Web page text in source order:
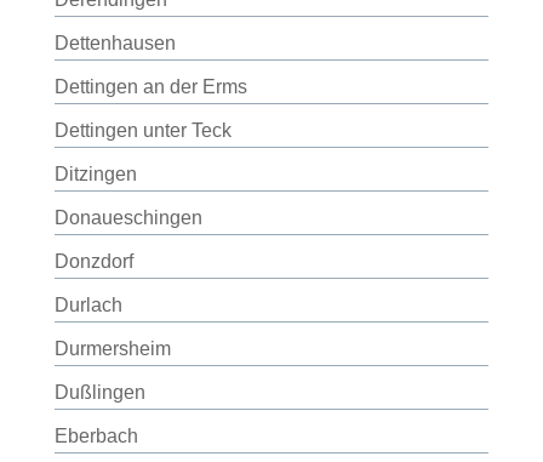
Dettenhausen
Dettingen an der Erms
Dettingen unter Teck
Ditzingen
Donaueschingen
Donzdorf
Durlach
Durmersheim
Dußlingen
Eberbach